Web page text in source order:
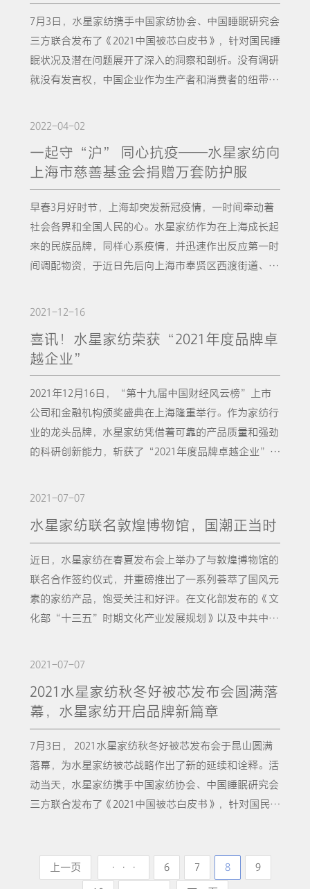
生理因素的影响。改变自身的生理状态和心理状况需要
配合生活习惯、生活状态乃至认知的改变，是一个长效
而缓慢的过程。相对而言环境因素的调整见效更快，通
过更换适宜自己的寝具，从而快速达到睡得更深、起得
更早、起床后精力更充沛的目的。其中，被芯的角色也
好的被芯产品对于构建良好的睡眠微环境起到了不可替
代的作用——提供舒适睡眠空间、保证呼吸畅通均匀、
调节控制适合睡眠的温度等等，有助于提升睡眠质
量。 消费理念更迭，功能被芯已有崛起趋势随着消费
观念的不断更迭，消费者现在也并非完全追求被芯材质
的天然，而是更看重使用后的体验，并且愿意去尝试新
事物、新产品，一条棉被“从小盖到老”的时代已经过
去了，功能纤维被因其能实现多种功能正逐渐走进人们
和企业能够提供更多的信息如被芯科普及数据等，引导
并帮助他们购买到最适合自己的一款被芯。消费升级时
代，消费者愿意为有优秀体验的被芯产品买单，同时他
们也有能力为高性价比的被芯买单。有相当一部分消费
者认为功能被芯是未来被芯行业的趋势，并会持续关
注。水星被芯设计与技术的双向发展，以匠“芯”守护
国人睡眠在此基础之上，水星以“科学守护睡眠”的品
牌理念，引领行业率先推出了阿宅一体被、玻尿酸蚕丝
上市，便收获了国际权威认可，接连斩获美国缪斯设计
交织相叠的灵感，代表了水星对美好生活的探索和对科
学创新的坚持。 作为健康睡眠的倡导者，水星深刻洞
察国人睡眠痛点，坚持创新制造，以高品质床品改善睡
眠的微环境，守护国人睡眠健康，此次2022水星品牌升
级发布会的召开与《2022中国被芯白皮书》的发布正是
人，一定会将老董事长专注好被芯的意志继承发扬；相
信升级之后的水星品牌，还会以更高的要求打造睡眠好
物，为更多的中国消费者带来优质睡眠。
芯战略大方向的同时，继而在本次发布会上展示了水星
品牌升级的更多细节。 全新品牌LOGO，正式开启全新
的发展阶段对于水星来说，不断升级的是品牌，是产
品，是技术，是服务，而不变的是品牌对国人睡眠的关
新的LOGO应该向国人、向世界展现一种超脱于时代的
空间感，而这种空间感可以让我们忘掉压抑与躁动，回
归安宁、沉浸睡眠、期盼美好未来。 科技设计双升
级，新国货创造星级睡眠众所周知，中国作为世界第二
大经济体，市场巨大，但是消费者的选择也同样很多，
在全球化的趋势下，国内企业需要考虑面对的还有来自
世界各地的竞争对手。如何提升产品力去满足消费者的
切的幸福感，这是现代企业必须思考的核心问题。科技
与设计双升级，绝不懈怠任何一个改变睡眠质量的可
能，不懈地致力于为亿万中国消费者们带来更好的睡眠
生活体验——这就是水星铿锵的回答。水星坚持产品为
王、产品领先的策略，打造核心竞争力，从颜值、舒适
度、功能性创新概念引领被芯品类，占据行业领先地
位。并通过不懈地致力于创新研发，不懈地致力于成果
转化，水星推出的阿宅一体被、丝路传奇玻尿酸蚕丝
NA设计奖、欧洲好设计奖等国际权威大奖，新国货受
到世界的一致认可。三年深耕与坚守，立志守护国人睡
眠水星与中国家纺协会、中国睡眠研究会联合主办
的“被芯白皮书”项目亦进入了第三个年头，随着越来
越多的受访者参与到这项社会调研活动中，水星对于国
内消费者对于睡眠健康和寝具被芯使用保养的误区也越
发深入。《2022中国被芯白皮书》共分为5个部分，分
品对睡眠质量与生活的影响分析、中国消费者被芯使用
大板块丝丝相扣、逻辑紧密且通俗易懂，深度的调研与
洞察，为整个家纺行业提供许多值得借鉴的参考内容，
指引了未来的发展方向。 也许是因为这份坚守，也许
是因为这份匠心， 2021年，水星家纺取得被芯全国销
量第一的傲人佳绩，这是国人对水星的认可，更是每个
水星人的源动力。2022年，相信升级之后的水星STARZ
安睡保障。 *声明措辞：“水星家纺，2021年被芯全国
销量第一” 脚注：“数据来源：欧睿信息咨询（上
当代设计，并嘉奖在设计行业的创意领袖。本次水星家
纺获奖的三款产品也正是凭借着匠心独具的设计理念、
美观实用的产品特点，受到评选团的认可与称
赞。 “阿宅一体被”采用被胎被套一体式设计，整被
便捷生活的需求，继摘得“2022 美国缪斯设计奖最高
荣誉铂金大奖”后再次荣耀加冕，斩获“2022欧洲好设
计奖——银奖”；“五谷纤维被”采用取自花生、大
学比例复配后制成的五谷蛋白科技纤维填充，天然环
保，健康无刺激，继摘得“2022 美国缪斯设计奖金
奖”后，再次斩获“2022欧洲好设计奖——铜
奖”；“丝路传奇玻尿酸蚕丝被”颇具巧思，将常用于
奖”。 三款产品，材质不同创意不同，但对美好生
活的探索是相同的，对科学创新的坚持也是相同的。相
信在“科学守护睡眠”的产品理念指导下，未来水星家
纺将会推出更多兼具实用美学的优质产品，让“好被芯
选水星”的品牌主张更加深入人心，让每一位消费者都
能睡个好觉。
7月3日，水星家纺携手中国家纺协会、中国睡眠研究会
三方联合发布了《2021中国被芯白皮书》，针对国民睡
眠状况及潜在问题展开了深入的洞察和剖析。没有调研
就没有发言权，中国企业作为生产者和消费者的纽带，
为专题调研报告，着重研究国人对寝具尤其是被芯的认
识误区，以提供解决建议。今年，水星家纺将样本数量
结论的客观性、真实性和可参考性。整体来看，中国消
费者在睡眠和寝具选用上仍然存在许多认知误区，睡眠
状况也不尽如人意。数据显示，仅有不到六成的的国民
认为自己拥有好的睡眠，中国国民睡眠质量还有非常大
快，快节奏的工作与生活似乎使得人们难以掌控好属于
自己的夜晚，睡眠质量越来越差。而睡眠质量不高不仅
会影响到人们的日常生活，还会威胁到人们的身体健
觉得浑身酸痛。不同年龄段人群起床后精神状态也不尽
相同，年轻人因为生活工作压力大、作息习惯不稳定等
原因，睡眠状况普遍较年长者更为糟糕。超过六成的国
民认为来自工作学习生活的压力是导致他们睡不好的最
息相关，不容忽视。基于此次的调研结果，水星家纺
在“2021秋冬好被芯发布会”推出了以被芯为核心的立
体产品矩阵，为不同地域、不同消费层、不同年龄层的
国人，提供完整的安睡方案。2021年，是中国共产党成
立100周年，也是十四五规划的开局之年，这寓意着我
国全面建设社会主义现代化国家新征程的开启。如何进
济高质量发展，是民族企业们必须思考的重要问题。水
星家纺坚持从市场中、从消费者身上去寻找答案，并用
始终如一的品质和态度，展示出中国品牌的精神和魅
力。
2022-04-02
一起守“沪” 同心抗疫——水星家纺向
上海市慈善基金会捐赠万套防护服
早春3月好时节，上海却突发新冠疫情，一时间牵动着
社会各界和全国人民的心。水星家纺作为在上海成长起
来的民族品牌，同样心系疫情，并迅速作出反应第一时
间调配物资，于近日先后向上海市奉贤区西渡街道、上
人健康睡眠为己任，以承担更多社会责任为目标。2020
年新冠疫情首次来势汹汹之初，水星家纺便积极响应政
临时防护服生产线，为前线疫情防控工作贡献企业力
量。也因此受到上海市奉贤区工商联（总商会）表彰，
荣获“抗击新冠肺炎疫情先进单位”荣誉称号。爱、感
恩、责任，是创立之初就刻在水星家纺DNA里的印记。
每个人都能感受到家的爱和温暖。疫情无情人有情，水
星家纺将继续贡献自己的绵薄之力，与所有奋战在一线
的爱和温暖。我们也相信在众志成城之下，疫情的阴霾
必将散去，春日的阳光必将洒满大地！
2021-12-16
喜讯！水星家纺荣获“2021年度品牌卓
越企业”
2021年12月16日，“第十九届中国财经风云榜”上市
公司和金融机构颁奖盛典在上海隆重举行。作为家纺行
业的龙头品牌，水星家纺凭借着可靠的产品质量和强劲
的科研创新能力，斩获了“2021年度品牌卓越企业”大
益能力、创新能力、风险控制能力、社会责任等多个维
业。而水星家纺能获此殊荣，既是社会各界对其产品质
量的认可，也展现了水星家纺在被芯战略指导下的品牌
新风貌。2020年10月，水星家纺正式发布了“好被芯
选水星”的被芯战略，并联合中国家纺协会、中国睡眠
过科学普及、科技创新等手段，为消费者带来优质被芯
产品的同时，提高国民对健康睡眠的重视度，以此提升
国民睡眠质量。随后水星家纺相继推出了黄金搭档被、
绒被等数款颜值、品质、科技集一“芯”的卓越产品，
全方位改善了国民消费者的睡眠体验。除了创新研发，
水星家纺在品牌建设上也下足了功夫。年初2021年秋冬
好被芯发布会上，水星家纺携手敦煌博物馆，开启了家
费者带来了优质的睡眠体验，而且还融入了极具敦煌文
化特色的元素，弘扬民族文化，再现国潮风采！一个优
2021-07-07
水星家纺联名敦煌博物馆，国潮正当时
近日，水星家纺在春夏发布会上举办了与敦煌博物馆的
联名合作签约仪式，并重磅推出了一系列荟萃了国风元
素的家纺产品，饱受关注和好评。在文化部发布的《文
化部“十三五”时期文化产业发展规划》以及中共中央
内容原创能力，推动文化产业发展。最初，国潮是融合
了中国传统民族元素的设计，以龙、凤、少数民族装饰
崛起，国潮开始将传统美学与现代设计艺术融合，甚至
通过怀旧设计来温习童年时光。本次水星家纺与敦煌博
物馆联名推出的国潮家纺就是传统美学与现代设计艺术
融合的产物，不仅体现了别样的设计和实用美学，也为
交流的“十字路口”，还有着无数文人雅士所向往的大
2021-07-07
2021水星家纺秋冬好被芯发布会圆满落
幕，水星家纺开启品牌新篇章
7月3日， 2021水星家纺秋冬好被芯发布会于昆山圆满
落幕，为水星家纺被芯战略作出了新的延续和诠释。活
动当天，水星家纺携手中国家纺协会、中国睡眠研究会
三方联合发布了《2021中国被芯白皮书》，针对国民睡
心、主打“中国绒·遵义红”的国货家纺产品矩阵，为
不同地域、不同消费层、不同年龄层的国人，提供完整
上一页 ··· 6 7 8
9